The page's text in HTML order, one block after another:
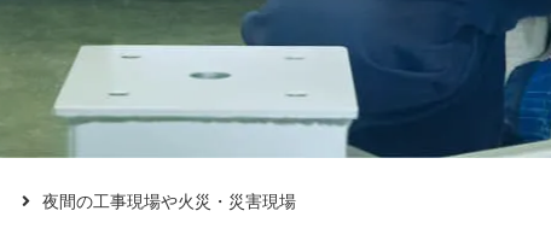
夜間の工事現場や火災・災害現場